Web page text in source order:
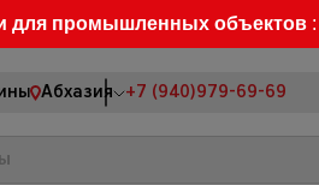
для промышленных объектов
Абхазия +7 (940)979-69-69